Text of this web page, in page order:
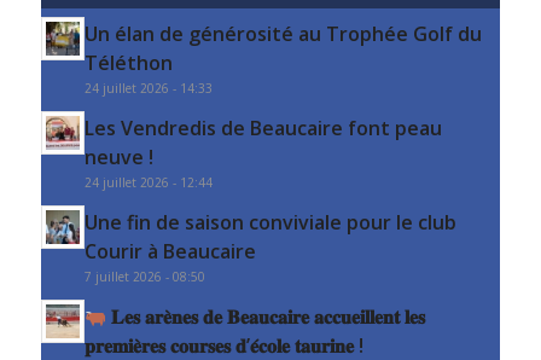
Un élan de générosité au Trophée Golf du
Téléthon
24 juillet 2026 - 14:33
Les Vendredis de Beaucaire font peau
neuve !
24 juillet 2026 - 12:44
Une fin de saison conviviale pour le club
Courir à Beaucaire
7 juillet 2026 - 08:50
𝐋𝐞𝐬 𝐚𝐫𝐞̀𝐧𝐞𝐬 𝐝𝐞 𝐁𝐞𝐚𝐮𝐜𝐚𝐢𝐫𝐞 𝐚𝐜𝐜𝐮𝐞𝐢𝐥𝐥𝐞𝐧𝐭 𝐥𝐞𝐬
𝐩𝐫𝐞𝐦𝐢𝐞̀𝐫𝐞𝐬 𝐜𝐨𝐮𝐫𝐬𝐞𝐬 𝐝’𝐞́𝐜𝐨𝐥𝐞 𝐭𝐚𝐮𝐫𝐢𝐧𝐞 !